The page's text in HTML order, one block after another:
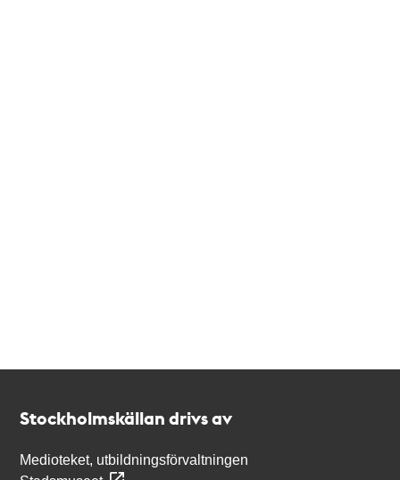
Stockholmskällan drivs av
Medioteket, utbildningsförvaltningen